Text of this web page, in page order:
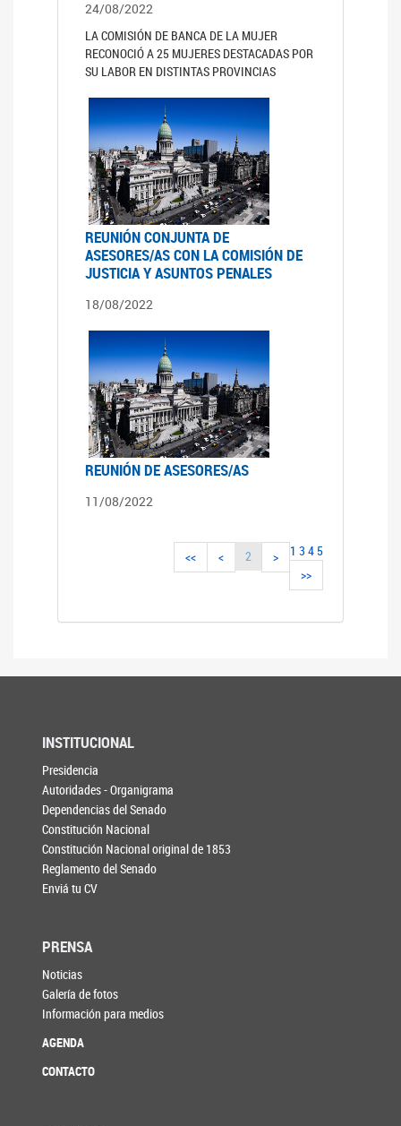
24/08/2022
LA COMISIÓN DE BANCA DE LA MUJER
RECONOCIÓ A 25 MUJERES DESTACADAS POR
SU LABOR EN DISTINTAS PROVINCIAS
REUNIÓN CONJUNTA DE
ASESORES/AS CON LA COMISIÓN DE
JUSTICIA Y ASUNTOS PENALES
18/08/2022
REUNIÓN DE ASESORES/AS
11/08/2022
<< < 1
2 3 4 5
>
>>
INSTITUCIONAL
Presidencia
Autoridades - Organigrama
Dependencias del Senado
Constitución Nacional
Constitución Nacional original de 1853
Reglamento del Senado
Enviá tu CV
PRENSA
Noticias
Galería de fotos
Información para medios
AGENDA
CONTACTO